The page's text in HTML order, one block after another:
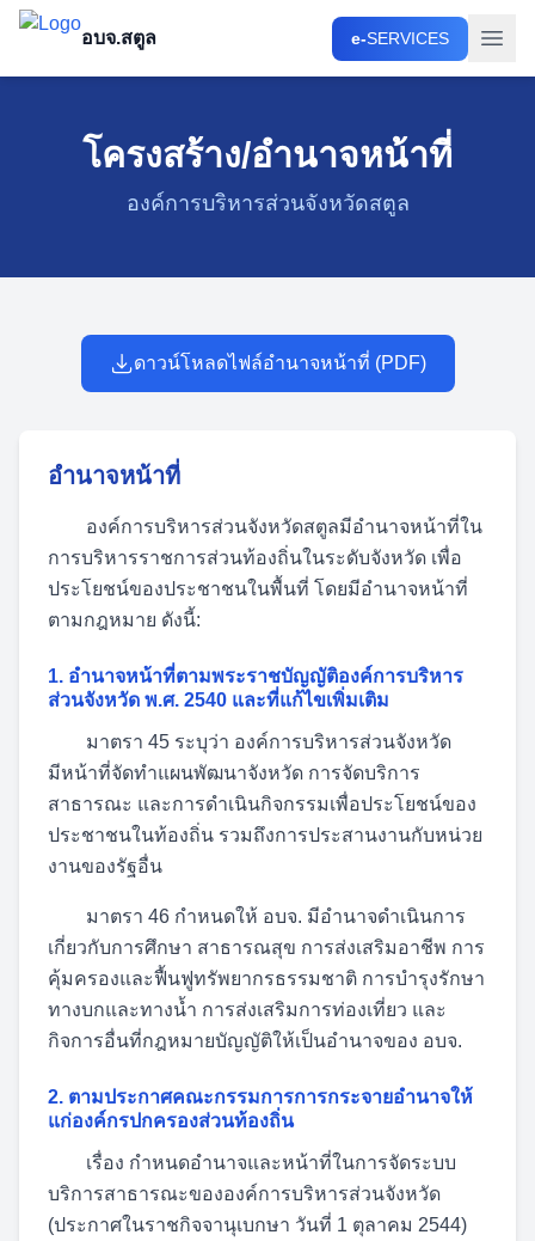
อบจ.สตูล e-SERVICES
โครงสร้าง/อำนาจหน้าที่
องค์การบริหารส่วนจังหวัดสตูล
ดาวน์โหลดไฟล์อำนาจหน้าที่ (PDF)
อำนาจหน้าที่
องค์การบริหารส่วนจังหวัดสตูลมีอำนาจหน้าที่ใน
การบริหารราชการส่วนท้องถิ่นในระดับจังหวัด เพื่อ
ประโยชน์ของประชาชนในพื้นที่ โดยมีอำนาจหน้าที่
ตามกฎหมาย ดังนี้:
1. อำนาจหน้าที่ตามพระราชบัญญัติองค์การบริหาร
ส่วนจังหวัด พ.ศ. 2540 และที่แก้ไขเพิ่มเติม
มาตรา 45 ระบุว่า องค์การบริหารส่วนจังหวัด
มีหน้าที่จัดทำแผนพัฒนาจังหวัด การจัดบริการ
สาธารณะ และการดำเนินกิจกรรมเพื่อประโยชน์ของ
ประชาชนในท้องถิ่น รวมถึงการประสานงานกับหน่วย
งานของรัฐอื่น
มาตรา 46 กำหนดให้ อบจ. มีอำนาจดำเนินการ
เกี่ยวกับการศึกษา สาธารณสุข การส่งเสริมอาชีพ การ
คุ้มครองและฟื้นฟูทรัพยากรธรรมชาติ การบำรุงรักษา
ทางบกและทางน้ำ การส่งเสริมการท่องเที่ยว และ
กิจการอื่นที่กฎหมายบัญญัติให้เป็นอำนาจของ อบจ.
2. ตามประกาศคณะกรรมการการกระจายอำนาจให้
แก่องค์กรปกครองส่วนท้องถิ่น
เรื่อง กำหนดอำนาจและหน้าที่ในการจัดระบบ
บริการสาธารณะขององค์การบริหารส่วนจังหวัด
(ประกาศในราชกิจจานุเบกษา วันที่ 1 ตุลาคม 2544)